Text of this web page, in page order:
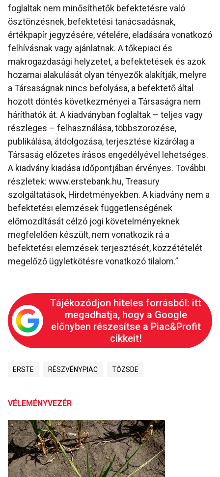
foglaltak nem minősíthetők befektetésre való
ösztönzésnek, befektetési tanácsadásnak,
értékpapír jegyzésére, vételére, eladására vonatkozó
felhívásnak vagy ajánlatnak. A tőkepiaci és
makrogazdasági helyzetet, a befektetések és azok
hozamai alakulását olyan tényezők alakítják, melyre
a Társaságnak nincs befolyása, a befektető által
hozott döntés következményei a Társaságra nem
háríthatók át. A kiadványban foglaltak – teljes vagy
részleges – felhasználása, többszörözése,
publikálása, átdolgozása, terjesztése kizárólag a
Társaság előzetes írásos engedélyével lehetséges.
A kiadvány kiadása időpontjában érvényes. További
részletek: www.erstebank.hu, Treasury
szolgáltatások, Hirdetményekben. A kiadvány nem a
befektetési elemzések függetlenségének
előmozdítását célzó jogi követelményeknek
megfelelően készült, nem vonatkozik rá a
befektetési elemzések terjesztését, közzétételét
megelőző ügyletkötésre vonatkozó tilalom.”
Tájékozódjon hiteles forrásból: itt
megadhatja, hogy a Google
előnyben részesítse a Piac&Profit
cikkeit!
ERSTE RÉSZVÉNYPIAC TŐZSDE
VÉLEMÉNYVEZÉR